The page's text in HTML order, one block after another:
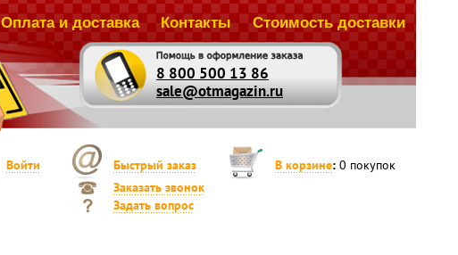
8 800 500 13 86
sale@otmagazin.ru
Оплата и доставка Контакты Стоимость доставки
Войти Быстрый заказ В корзине: 0 покупок
Заказать звонок
Задать вопрос